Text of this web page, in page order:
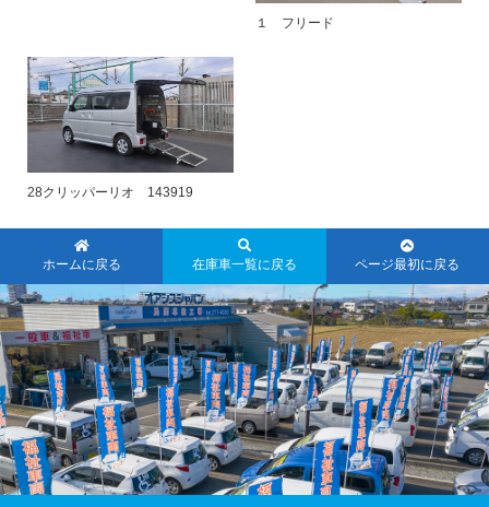
１ フリード
28クリッパーリオ 143919
ホームに戻る 在庫車一覧に戻る ページ最初に戻る